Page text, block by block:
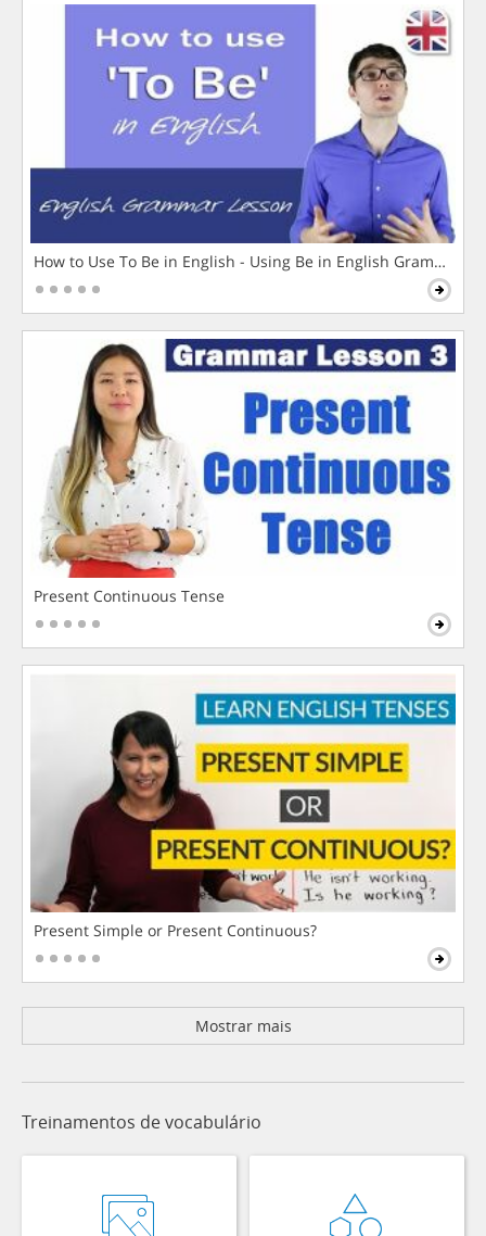
How to Use To Be in English - Using Be in English Grammar
Present Continuous Tense
Present Simple or Present Continuous?
Mostrar mais
Treinamentos de vocabulário